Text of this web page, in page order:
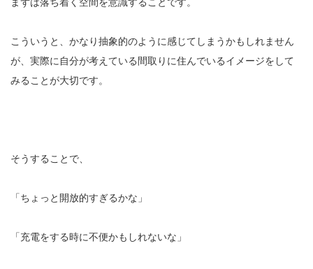
こういうと、かなり抽象的のように感じてしまうかもしれません
が、実際に自分が考えている間取りに住んでいるイメージをして
みることが大切です。
そうすることで、
「ちょっと開放的すぎるかな」
「充電をする時に不便かもしれないな」